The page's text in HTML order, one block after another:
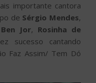
importante cantora
de Sérgio Mendes,
Jor, Rosinha de
sucesso cantando
Faz Assim/ Tem Dó